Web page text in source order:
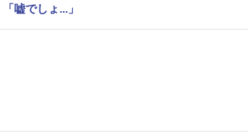
嘘でしょ...」